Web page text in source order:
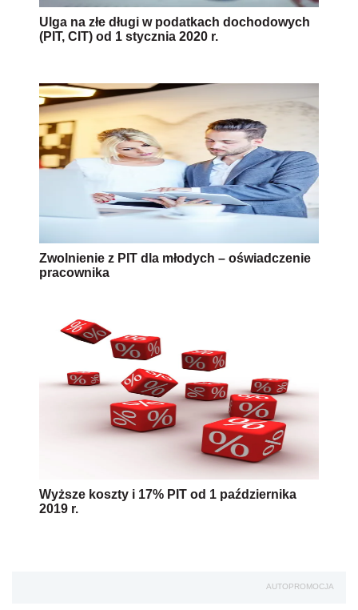
Ulga na złe długi w podatkach dochodowych
(PIT, CIT) od 1 stycznia 2020 r.
Zwolnienie z PIT dla młodych – oświadczenie
pracownika
Wyższe koszty i 17% PIT od 1 października
2019 r.
AUTOPROMOCJA